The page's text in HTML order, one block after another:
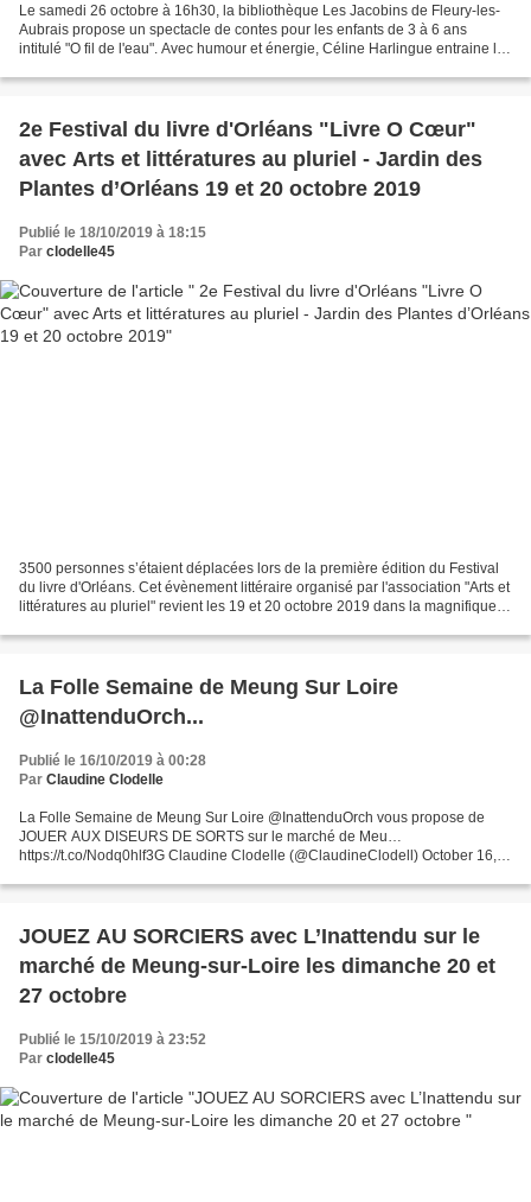
Le samedi 26 octobre à 16h30, la bibliothèque Les Jacobins de Fleury-les-
Aubrais propose un spectacle de contes pour les enfants de 3 à 6 ans
intitulé "O fil de l'eau". Avec humour et énergie, Céline Harlingue entraine les
2e Festival du livre d'Orléans "Livre O Cœur"
avec Arts et littératures au pluriel - Jardin des
Plantes d’Orléans 19 et 20 octobre 2019
Publié le 18/10/2019 à 18:15
Par clodelle45
3500 personnes s’étaient déplacées lors de la première édition du Festival
du livre d'Orléans. Cet évènement littéraire organisé par l'association "Arts et
littératures au pluriel" revient les 19 et 20 octobre 2019 dans la magnifique
La Folle Semaine de Meung Sur Loire
@InattenduOrch...
Publié le 16/10/2019 à 00:28
Par Claudine Clodelle
La Folle Semaine de Meung Sur Loire @InattenduOrch vous propose de
JOUER AUX DISEURS DE SORTS sur le marché de Meu…
https://t.co/Nodq0hlf3G Claudine Clodelle (@ClaudineClodell) October 16,
JOUEZ AU SORCIERS avec L’Inattendu sur le
marché de Meung-sur-Loire les dimanche 20 et
27 octobre
Publié le 15/10/2019 à 23:52
Par clodelle45